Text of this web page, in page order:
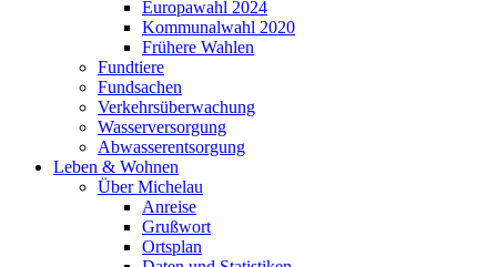
Europawahl 2024
Kommunalwahl 2020
Frühere Wahlen
Fundtiere
Fundsachen
Verkehrsüberwachung
Wasserversorgung
Abwasserentsorgung
Leben & Wohnen
Über Michelau
Anreise
Grußwort
Ortsplan